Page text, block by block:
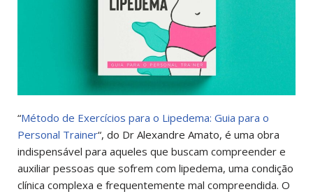
“Método de Exercícios para o Lipedema: Guia para o
Personal Trainer“, do Dr Alexandre Amato, é uma obra
indispensável para aqueles que buscam compreender e
auxiliar pessoas que sofrem com lipedema, uma condição
clínica complexa e frequentemente mal compreendida. O